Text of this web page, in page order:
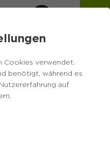
Cookies verwendet.
benötigt, während es
auf
über